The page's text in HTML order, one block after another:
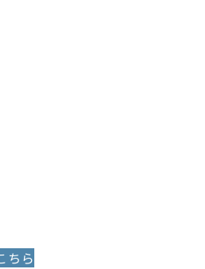
ちら